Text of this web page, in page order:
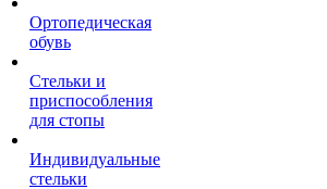
Ортопедическая
обувь
Стельки и
приспособления
для стопы
Индивидуальные
стельки